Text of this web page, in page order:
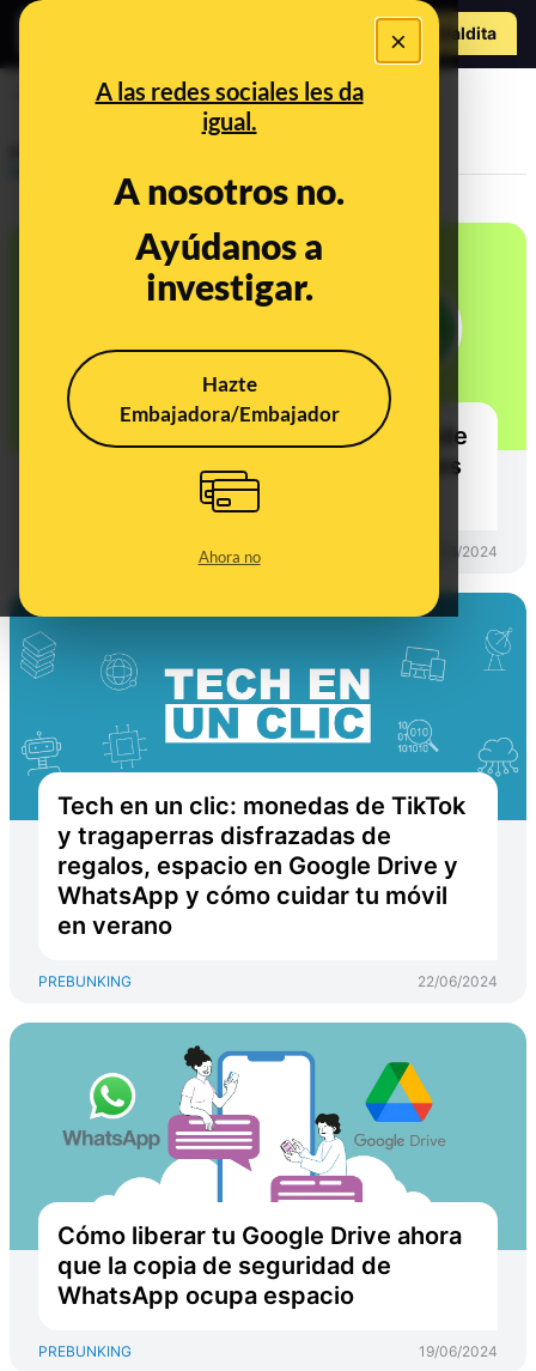
×
A las redes sociales les da
igual.
A nosotros no.
Ayúdanos a
investigar.
Hazte
Embajadora/Embajador
Ahora no
Hazte Maldito
Whatsapp
¿Por qué motivos WhatsApp puede
suspender tu cuenta y qué puedes
hacer si te pasa por error?
09/08/2024
Tech en un clic: monedas de TikTok
y tragaperras disfrazadas de
regalos, espacio en Google Drive y
WhatsApp y cómo cuidar tu móvil
en verano
PREBUNKING 22/06/2024
Cómo liberar tu Google Drive ahora
que la copia de seguridad de
WhatsApp ocupa espacio
PREBUNKING 19/06/2024